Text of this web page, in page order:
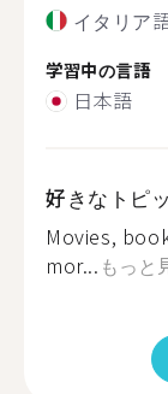
イタリア
学習中の言語
日本語
好きなトピ
Movies,
mor... もっと